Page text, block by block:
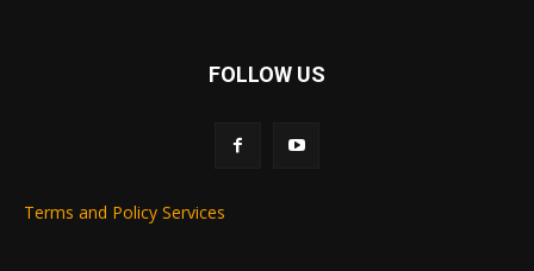
FOLLOW US
Terms and Policy Services